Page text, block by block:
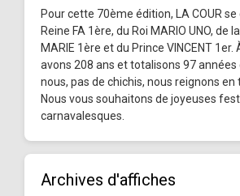
Pour cette 70ème édition, LA COUR
Reine FA 1ère, du Roi MARIO UNO, de
MARIE 1ère et du Prince VINCENT 1er.
avons 208 ans et totalisons 97 années
nous, pas de chichis, nous reignons en
Nous vous souhaitons de joyeuses
carnavalesques.
Archives d'affiches